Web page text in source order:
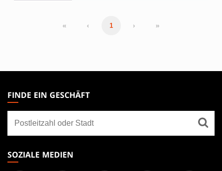
« ‹ 1 › »
THE
GATHERING
FOOTER
FINDE EIN GESCHÄFT
ein
Geschäft
SOZIALE MEDIEN